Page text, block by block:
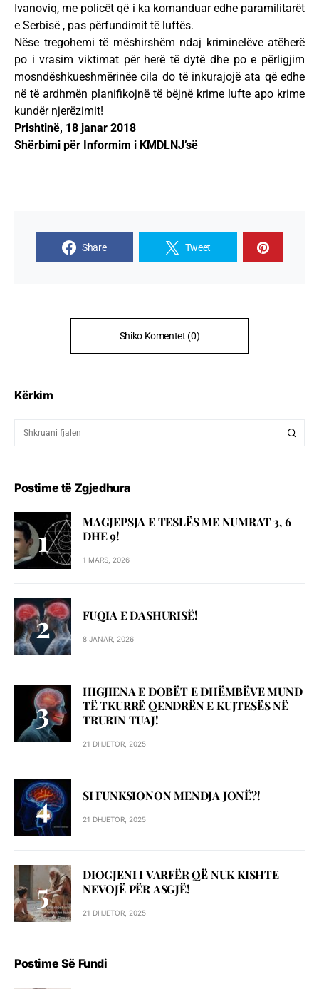
Ivanoviq, me policët që i ka komanduar edhe paramilitarët
e Serbisë , pas përfundimit të luftës.
Nëse tregohemi të mëshirshëm ndaj kriminelëve atëherë
po i vrasim viktimat për herë të dytë dhe po e përligjim
mosndëshkueshmërinëe cila do të inkurajojë ata që edhe
në të ardhmën planifikojnë të bëjnë krime lufte apo krime
kundër njerëzimit!
Prishtinë, 18 janar 2018
Shërbimi për Informim i KMDLNJ’së
Share Tweet
Shiko Komentet (0)
Kërkim
Postime të Zgjedhura
MAGJEPSJA E TESLËS ME NUMRAT 3, 6
DHE 9!
1 MARS, 2026
FUQIA E DASHURISË!
8 JANAR, 2026
HIGJIENA E DOBËT E DHËMBËVE MUND
TË TKURRË QENDRËN E KUJTESËS NË
TRURIN TUAJ!
21 DHJETOR, 2025
SI FUNKSIONON MENDJA JONË?!
21 DHJETOR, 2025
DIOGJENI I VARFËR QË NUK KISHTE
NEVOJË PËR ASGJË!
21 DHJETOR, 2025
Postime Së Fundi